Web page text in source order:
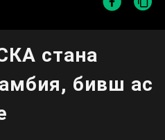
стана
бивш ас